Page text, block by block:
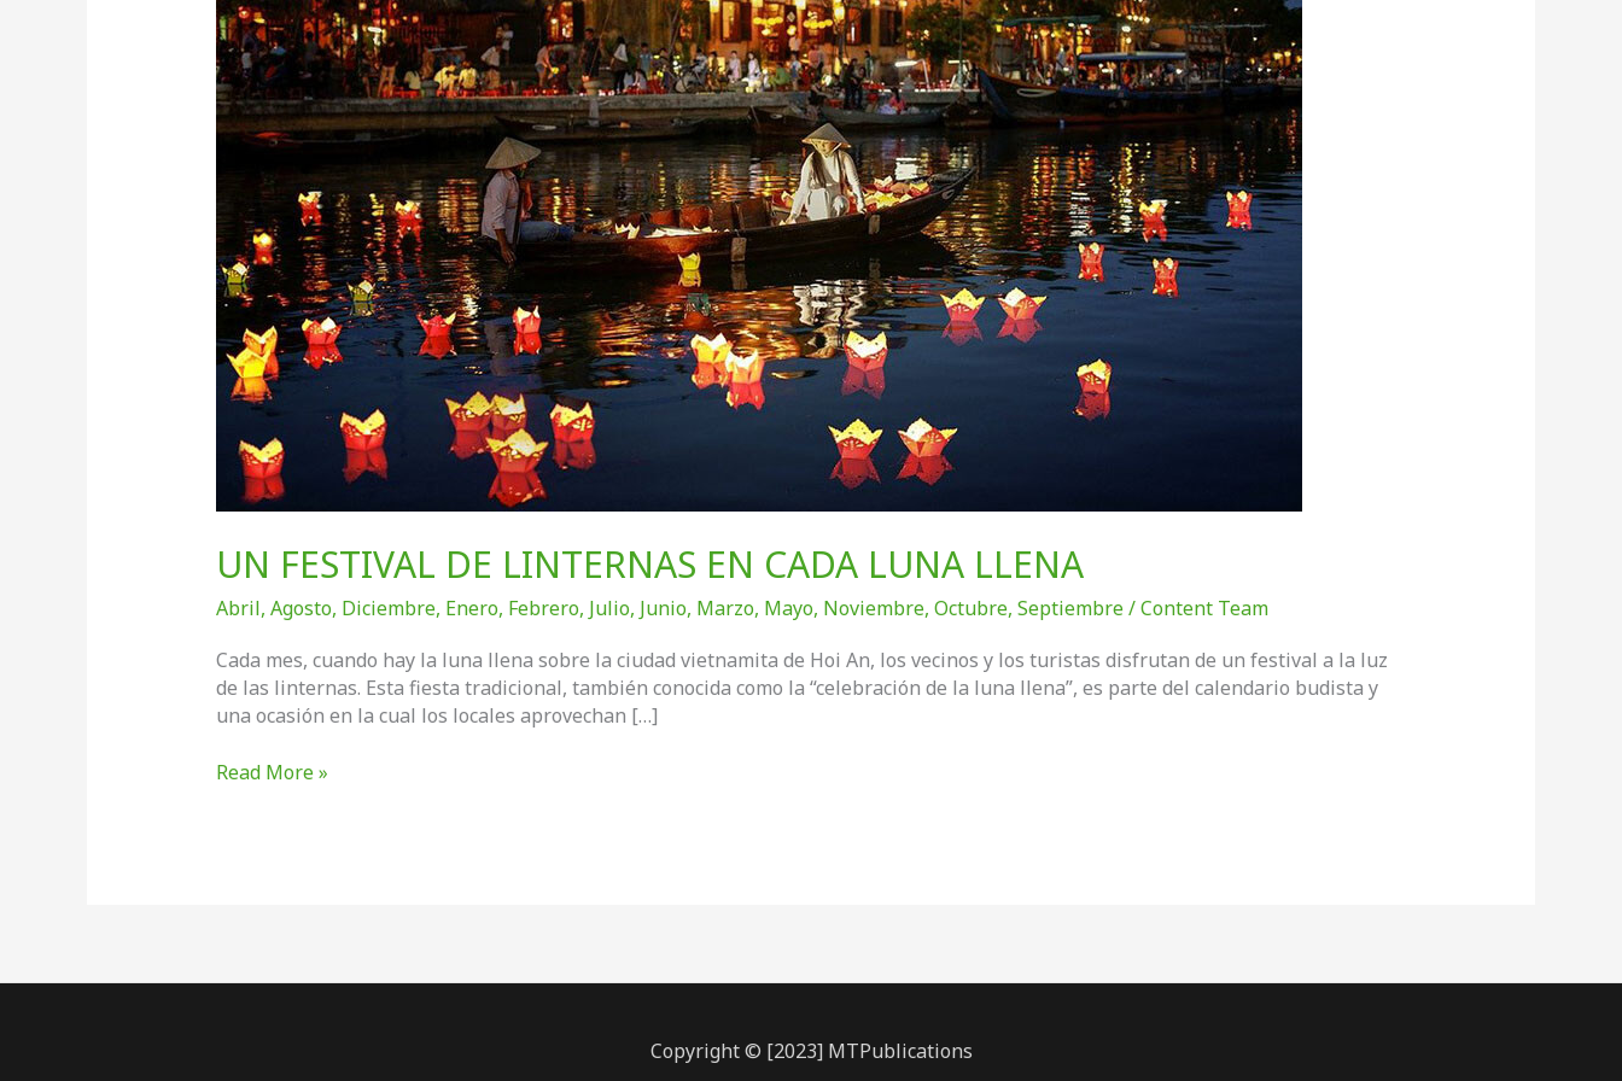
UN FESTIVAL DE LINTERNAS EN CADA LUNA LLENA
Abril, Agosto, Diciembre, Enero, Febrero, Julio, Junio, Marzo, Mayo, Noviembre, Octubre, Septiembre/Content Team
Cada mes, cuando hay la luna llena sobre la ciudad vietnamita de Hoi An, los vecinos y los turistas disfrutan de un festival a la luz
de las linternas. Esta fiesta tradicional, también conocida como la “celebración de la luna llena”, es parte del calendario budista y
una ocasión en la cual los locales aprovechan […]
UN
Read More »
Copyright © [2023] MTPublications